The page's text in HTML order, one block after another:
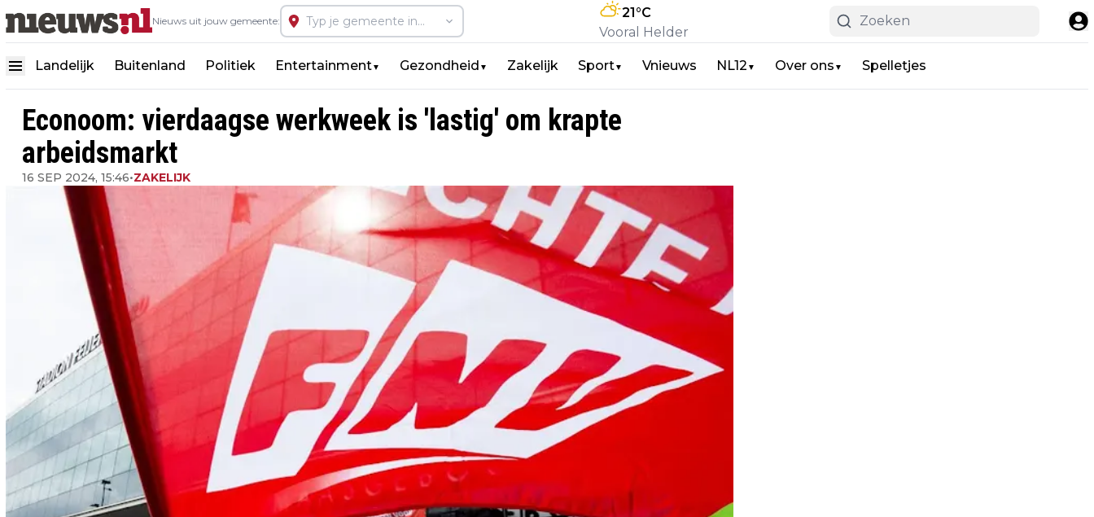
Nieuws uit jouw gemeente:
21°C
Vooral Helder
Landelijk Buitenland Politiek Entertainment▼ Gezondheid ▼ Zakelijk Sport▼ Vnieuws NL12 ▼ Over ons ▼ Spelletjes
Econoom: vierdaagse werkweek is 'lastig' om krapte
arbeidsmarkt
16 SEP 2024, 15:46•ZAKELIJK